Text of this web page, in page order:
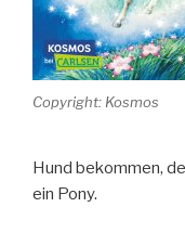
Copyright: Kosmos
Hund bekommen,
ein Pony.